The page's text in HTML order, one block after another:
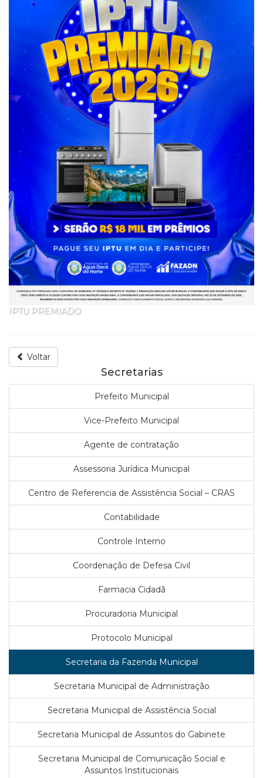
IPTU PREMIADO
Voltar
Secretarias
Prefeito Municipal
Vice-Prefeito Municipal
Agente de contratação
Assessoria Jurídica Municipal
Centro de Referencia de Assistência Social – CRAS
Contabilidade
Controle Interno
Coordenação de Defesa Civil
Farmacia Cidadã
Procuradoria Municipal
Protocolo Municipal
Secretaria da Fazenda Municipal
Secretaria Municipal de Administração
Secretaria Municipal de Assistência Social
Secretaria Municipal de Assuntos do Gabinete
Secretaria Municipal de Comunicação Social e
Assuntos Institucionais